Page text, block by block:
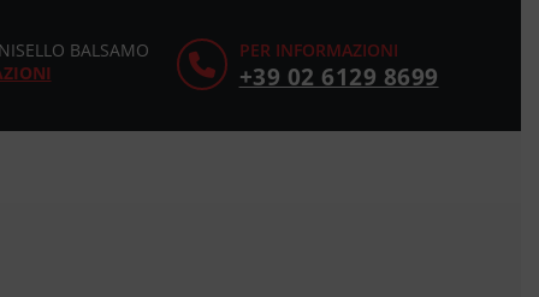
PER INFORMAZIONI
+39 02 6129 8699
BALSAMO